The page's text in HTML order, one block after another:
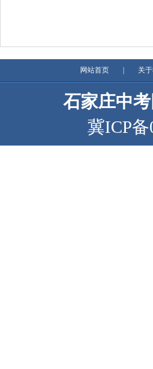
网站首页 关
石家庄中考
冀ICP备